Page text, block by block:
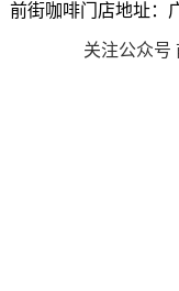
前街咖啡门店地址：
关注公众号